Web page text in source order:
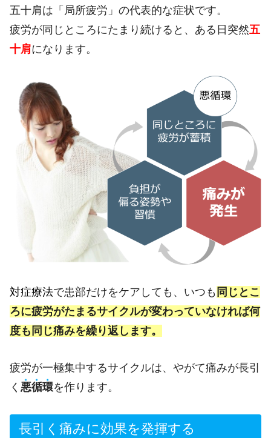
五十肩は「局所疲労」の代表的な症状です。
疲労が同じところにたまり続けると、ある日突然五
十肩になります。
対症療法で患部だけをケアしても、いつも 同じとこ
ろに疲労がたまるサイクルが変わっていなければ何
度も同じ痛みを繰り返します。
疲労が一極集中するサイクルは、やがて痛みが長引
く 悪循環を作ります。
長引く痛みに効果を発揮する